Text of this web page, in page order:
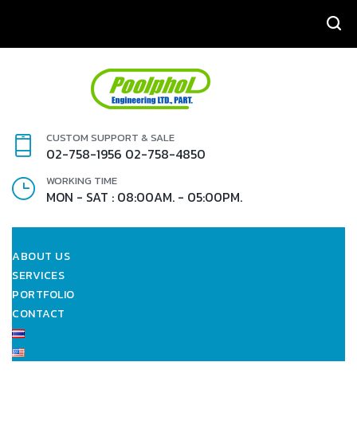
CUSTOM SUPPORT & SALE
02-758-1956 02-758-4850
WORKING TIME
MON - SAT : 08:00AM. - 05:00PM.
ABOUT US
SERVICES
PORTFOLIO
CONTACT